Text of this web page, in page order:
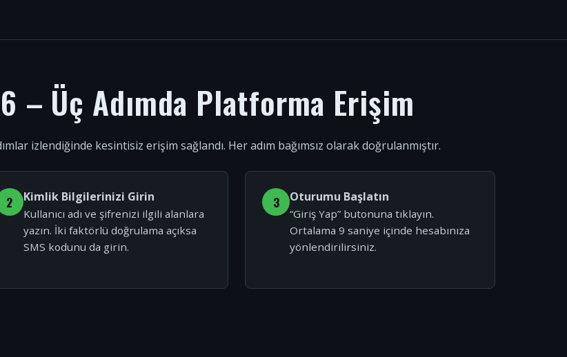
– Üç Adımda Platforma Erişim
izlendiğinde kesintisiz erişim sağlandı. Her adım bağımsız olarak doğrulanmıştır.
2 Kimlik Bilgilerinizi Girin
Kullanıcı adı ve şifrenizi ilgili alanlara
yazın. İki faktörlü doğrulama açıksa
SMS kodunu da girin.
3 Oturumu Başlatın
“Giriş Yap” butonuna tıklayın.
Ortalama 9 saniye içinde hesabınıza
yönlendirilirsiniz.